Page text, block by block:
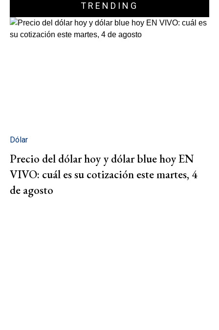
TRENDING
Dólar
Precio del dólar hoy y dólar blue hoy EN
VIVO: cuál es su cotización este martes, 4
de agosto